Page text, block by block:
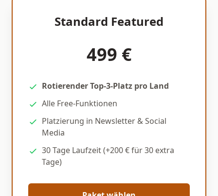
Standard Featured
499 €
Rotierender Top-3-Platz pro Land
Alle Free-Funktionen
Platzierung in Newsletter & Social
Media
30 Tage Laufzeit (+200 € für 30 extra
Tage)